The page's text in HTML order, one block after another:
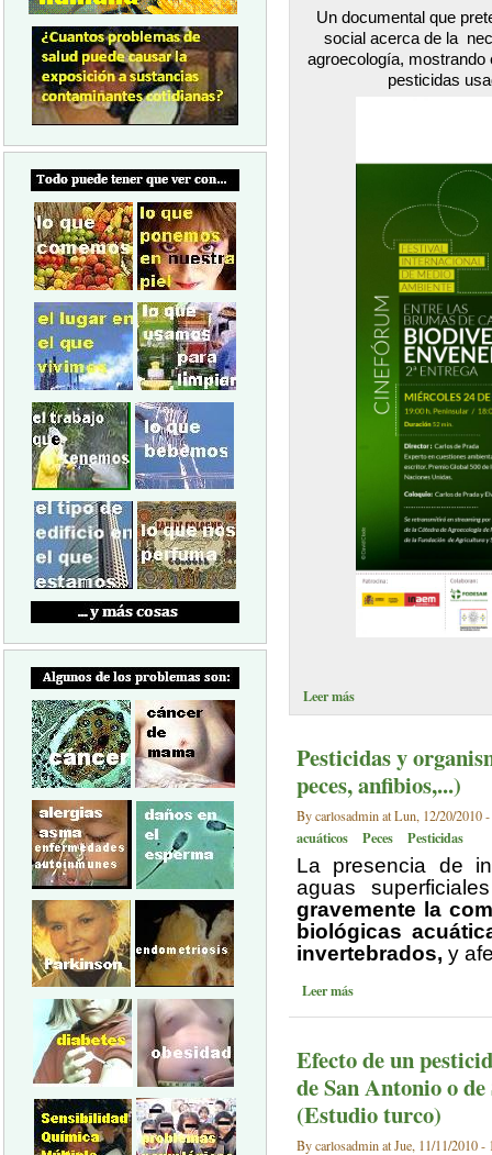
Un documental que
social acerca de la
agroecología, mostrando
pesticidas
Leer más
Pesticidas y
peces, anfibios,...)
By carlosadmin at Lun, 12/20/2010
acuáticos Peces Pesticidas
La presencia de
aguas
gravemente la
biológicas
invertebrados, y
Leer más
Efecto de un
de San Antonio o
(Estudio turco)
By carlosadmin at Jue, 11/11/2010 -